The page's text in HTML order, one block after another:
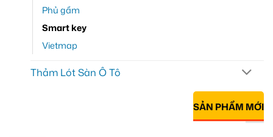
Phủ gầm
Smart key
Vietmap
Thảm Lót Sàn Ô Tô
SẢN PHẨM MỚI